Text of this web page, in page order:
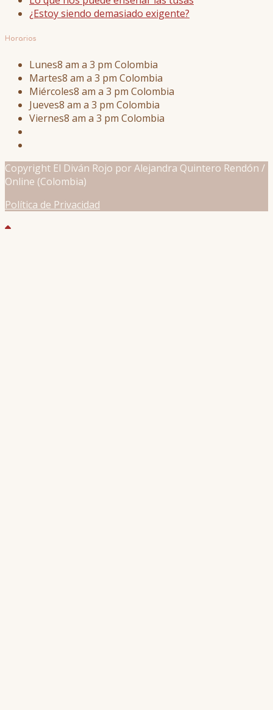
¿Estoy siendo demasiado exigente?
Horarios
Lunes8 am a 3 pm Colombia
Martes8 am a 3 pm Colombia
Miércoles8 am a 3 pm Colombia
Jueves8 am a 3 pm Colombia
Viernes8 am a 3 pm Colombia
Copyright El Diván Rojo por Alejandra Quintero Rendón /
Online (Colombia)
Política de Privacidad